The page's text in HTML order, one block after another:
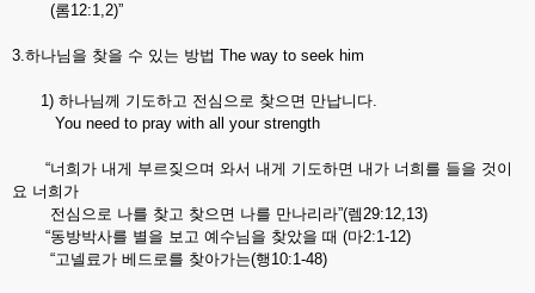
(롬12:1,2)”
3.하나님을 찾을 수 있는 방법 The way to seek him
1) 하나님께 기도하고 전심으로 찾으면 만납니다.
You need to pray with all your strength
“너희가 내게 부르짖으며 와서 내게 기도하면 내가 너희를 들을 것이
요 너희가
전심으로 나를 찾고 찾으면 나를 만나리라”(렘29:12,13)
“동방박사를 별을 보고 예수님을 찾았을 때 (마2:1-12)
“고넬료가 베드로를 찾아가는(행10:1-48)